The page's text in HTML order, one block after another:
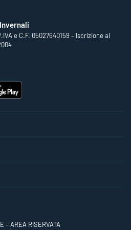
e C.F. 05027640159 – Iscrizione al
– AREA RISERVATA